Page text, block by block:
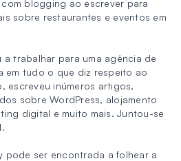
blogging ao escrever para
sobre restaurantes e eventos em
a trabalhar para uma agência de
em tudo o que diz respeito ao
escreveu inúmeros artigos,
sobre WordPress, alojamento
digital e muito mais. Juntou-se
pode ser encontrada a folhear a